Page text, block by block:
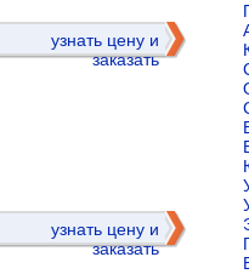
узнать цену и
заказать
узнать цену и
заказать